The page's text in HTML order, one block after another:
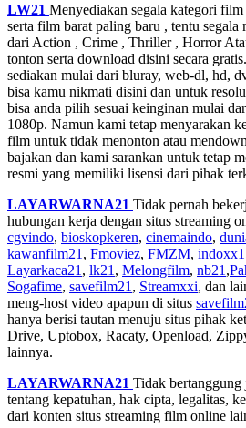
LW21 Menyediakan segala kategori
serta film barat paling baru , tentu segala
dari Action , Crime , Thriller , Horror
tonton serta download disini secara
sediakan mulai dari bluray, web-dl, hd,
bisa kamu nikmati disini dan untuk
bisa anda pilih sesuai keinginan mulai
1080p. Namun kami tetap menyarakan
film untuk tidak menonton atau
bajakan dan kami sarankan untuk tetap
resmi yang memiliki lisensi dari pihak
LAYARWARNA21 Tidak pernah
hubungan kerja dengan situs streaming
cgvindo, bioskopkeren, cinemaindo,
kawanfilm21 , Fmoviez, FMZM, indoxx1
Layarkaca21 , lk21 , Melongfilm, nb21 ,
Sogafime, savefilm21 , Streamxxi, dan
meng-host video apapun di situs
hanya berisi tautan menuju situs pihak
Drive, Uptobox, Racaty, Openload,
lainnya.
LAYARWARNA21 Tidak bertanggung
tentang kepatuhan, hak cipta, legalitas,
dari konten situs streaming film online